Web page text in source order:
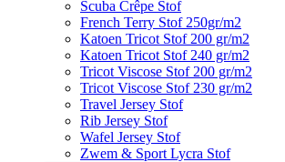
Scuba Crêpe Stof
French Terry Stof 250gr/m2
Katoen Tricot Stof 200 gr/m2
Katoen Tricot Stof 240 gr/m2
Tricot Viscose Stof 200 gr/m2
Tricot Viscose Stof 230 gr/m2
Travel Jersey Stof
Rib Jersey Stof
Wafel Jersey Stof
Zwem & Sport Lycra Stof